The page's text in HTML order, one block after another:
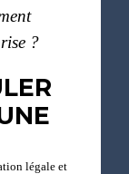
?
légale et